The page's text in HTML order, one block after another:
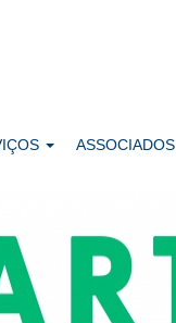
ASSOCIADOS